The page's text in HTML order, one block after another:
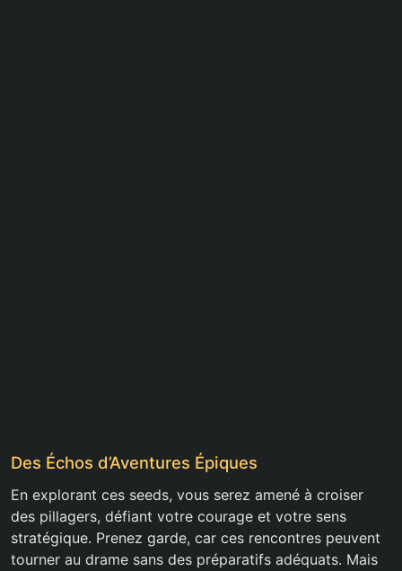
Des Échos d’Aventures Épiques
En explorant ces seeds, vous serez amené à croiser
des pillagers, défiant votre courage et votre sens
stratégique. Prenez garde, car ces rencontres peuvent
tourner au drame sans des préparatifs adéquats. Mais